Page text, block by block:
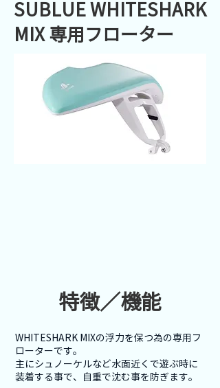
SUBLUE WHITESHARK
MIX 専用フローター
特徴／機能
WHITESHARK MIXの浮力を保つ為の専用フ
ローターです。
主にシュノーケルなど水面近くで遊ぶ時に
装着する事で、自重で沈む事を防ぎます。